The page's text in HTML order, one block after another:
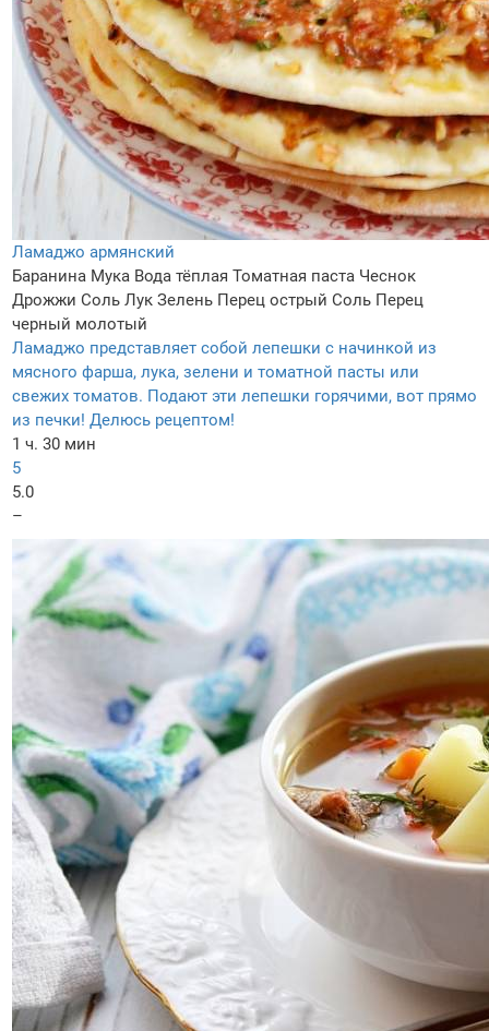
Ламаджо армянский
Баранина Мука Вода тёплая Томатная паста Чеснок
Дрожжи Соль Лук Зелень Перец острый Соль Перец
черный молотый
Ламаджо представляет собой лепешки с начинкой из
мясного фарша, лука, зелени и томатной пасты или
свежих томатов. Подают эти лепешки горячими, вот прямо
из печки! Делюсь рецептом!
1 ч. 30 мин
5
5.0
–